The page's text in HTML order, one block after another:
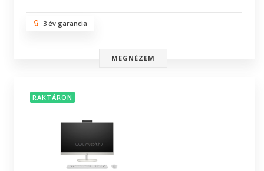
3 év garancia
MEGNÉZEM
RAKTÁRON